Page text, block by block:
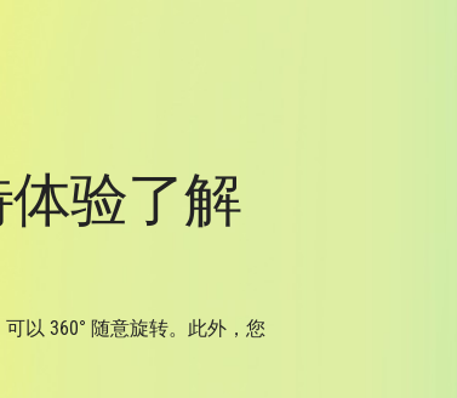
验了解
以 360° 随意旋转。此外，您